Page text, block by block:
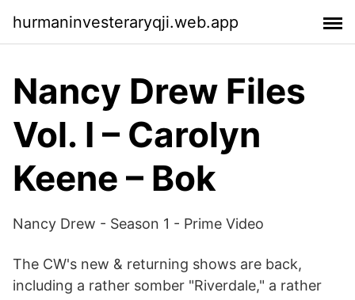
hurmaninvesteraryqji.web.app
Nancy Drew Files
Vol. I – Carolyn
Keene – Bok
Nancy Drew - Season 1 - Prime Video
The CW's new & returning shows are back,
including a rather somber "Riverdale," a rather